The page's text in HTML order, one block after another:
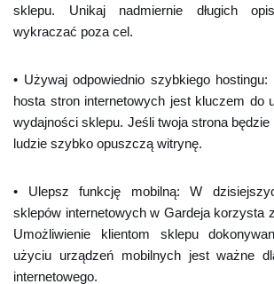
sklepu. Unikaj nadmiernie długich
wykraczać poza cel.
• Używaj odpowiednio szybkiego hostingu:
hosta stron internetowych jest kluczem do
wydajności sklepu. Jeśli twoja strona będzie
ludzie szybko opuszczą witrynę.
• Ulepsz funkcję mobilną: W
sklepów internetowych w Gardeja korzysta
Umożliwienie klientom sklepu
użyciu urządzeń mobilnych jest ważne
internetowego.